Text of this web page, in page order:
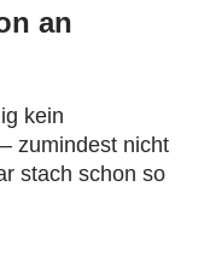
an
kein
zumindest nicht
stach schon so